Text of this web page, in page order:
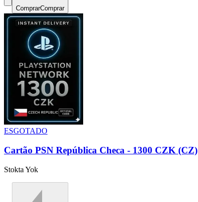
ComprarComprar
ESGOTADO
Cartão PSN República Checa - 1300 CZK (CZ)
Stokta Yok